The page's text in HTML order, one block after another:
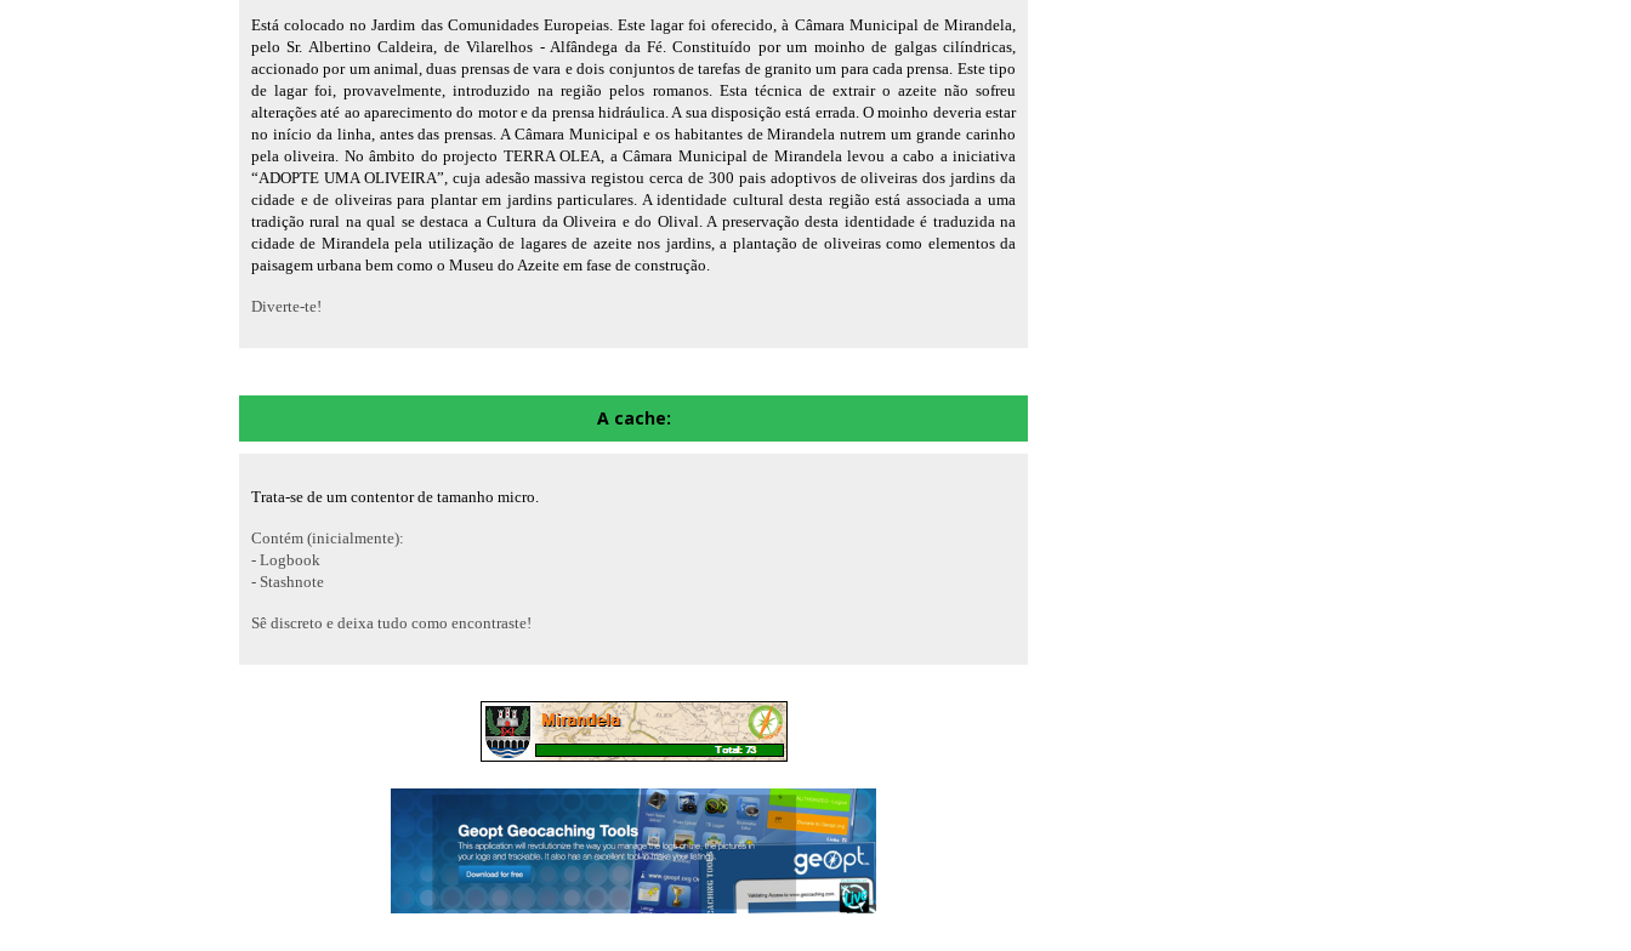
Está colocado no Jardim das Comunidades Europeias. Este lagar foi oferecido, à Câmara Municipal de Mirandela,
pelo Sr. Albertino Caldeira, de Vilarelhos - Alfândega da Fé. Constituído por um moinho de galgas cilíndricas,
accionado por um animal, duas prensas de vara e dois conjuntos de tarefas de granito um para cada prensa. Este tipo
de lagar foi, provavelmente, introduzido na região pelos romanos. Esta técnica de extrair o azeite não sofreu
alterações até ao aparecimento do motor e da prensa hidráulica. A sua disposição está errada. O moinho deveria estar
no início da linha, antes das prensas. A Câmara Municipal e os habitantes de Mirandela nutrem um grande carinho
pela oliveira. No âmbito do projecto TERRA OLEA, a Câmara Municipal de Mirandela levou a cabo a iniciativa
“ADOPTE UMA OLIVEIRA”, cuja adesão massiva registou cerca de 300 pais adoptivos de oliveiras dos jardins da
cidade e de oliveiras para plantar em jardins particulares. A identidade cultural desta região está associada a uma
tradição rural na qual se destaca a Cultura da Oliveira e do Olival. A preservação desta identidade é traduzida na
cidade de Mirandela pela utilização de lagares de azeite nos jardins, a plantação de oliveiras como elementos da
paisagem urbana bem como o Museu do Azeite em fase de construção.
Diverte-te!
A cache:
Trata-se de um contentor de tamanho micro.
Contém (inicialmente):
- Logbook
- Stashnote
Sê discreto e deixa tudo como encontraste!